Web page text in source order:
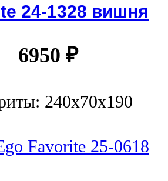
24-1328 вишня
6950 ₽
240x70x190